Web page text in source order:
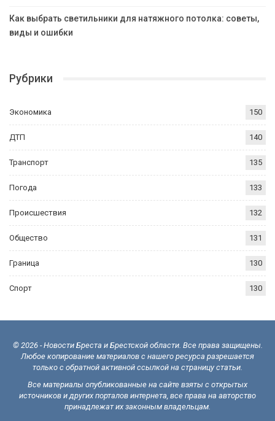
Как выбрать светильники для натяжного потолка: советы,
виды и ошибки
Рубрики
Экономика 150
ДТП 140
Транспорт 135
Погода 133
Происшествия 132
Общество 131
Граница 130
Спорт 130
© 2026 - Новости Бреста и Брестской области. Все права защищены.
Любое копирование материалов с нашего ресурса разрешается
только с обратной активной ссылкой на страницу статьи.
Все материалы опубликованные на сайте взяты с открытых
источников и других порталов интернета, все права на авторство
принадлежат их законным владельцам.